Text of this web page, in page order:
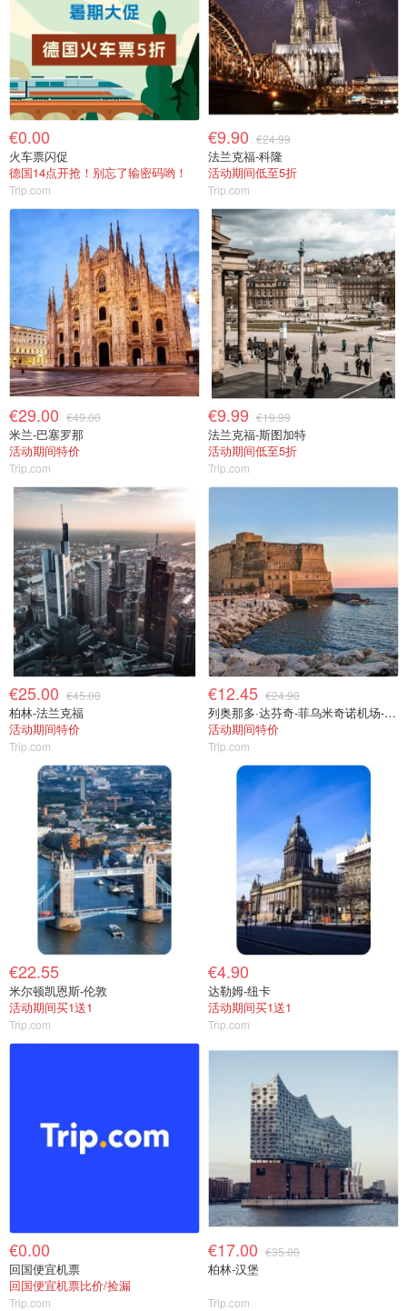
€0.00
火车票闪促
德国14点开抢！别忘了输密码哟！
Trip.com
€9.90 €24.99
法兰克福-科隆
活动期间低至5折
Trip.com
€29.00 €49.00
米兰-巴塞罗那
活动期间特价
Trip.com
€9.99 €19.99
法兰克福-斯图加特
活动期间低至5折
Trip.com
€25.00 €45.00
柏林-法兰克福
活动期间特价
Trip.com
€12.45 €24.90
列奥那多·达芬奇-菲乌米奇诺机场-那不勒斯
活动期间特价
Trip.com
€22.55
米尔顿凯恩斯-伦敦
活动期间买1送1
Trip.com
€4.90
达勒姆-纽卡
活动期间买1送1
Trip.com
€0.00
回国便宜机票
回国便宜机票比价/捡漏
Trip.com
€17.00 €35.00
柏林-汉堡
Trip.com